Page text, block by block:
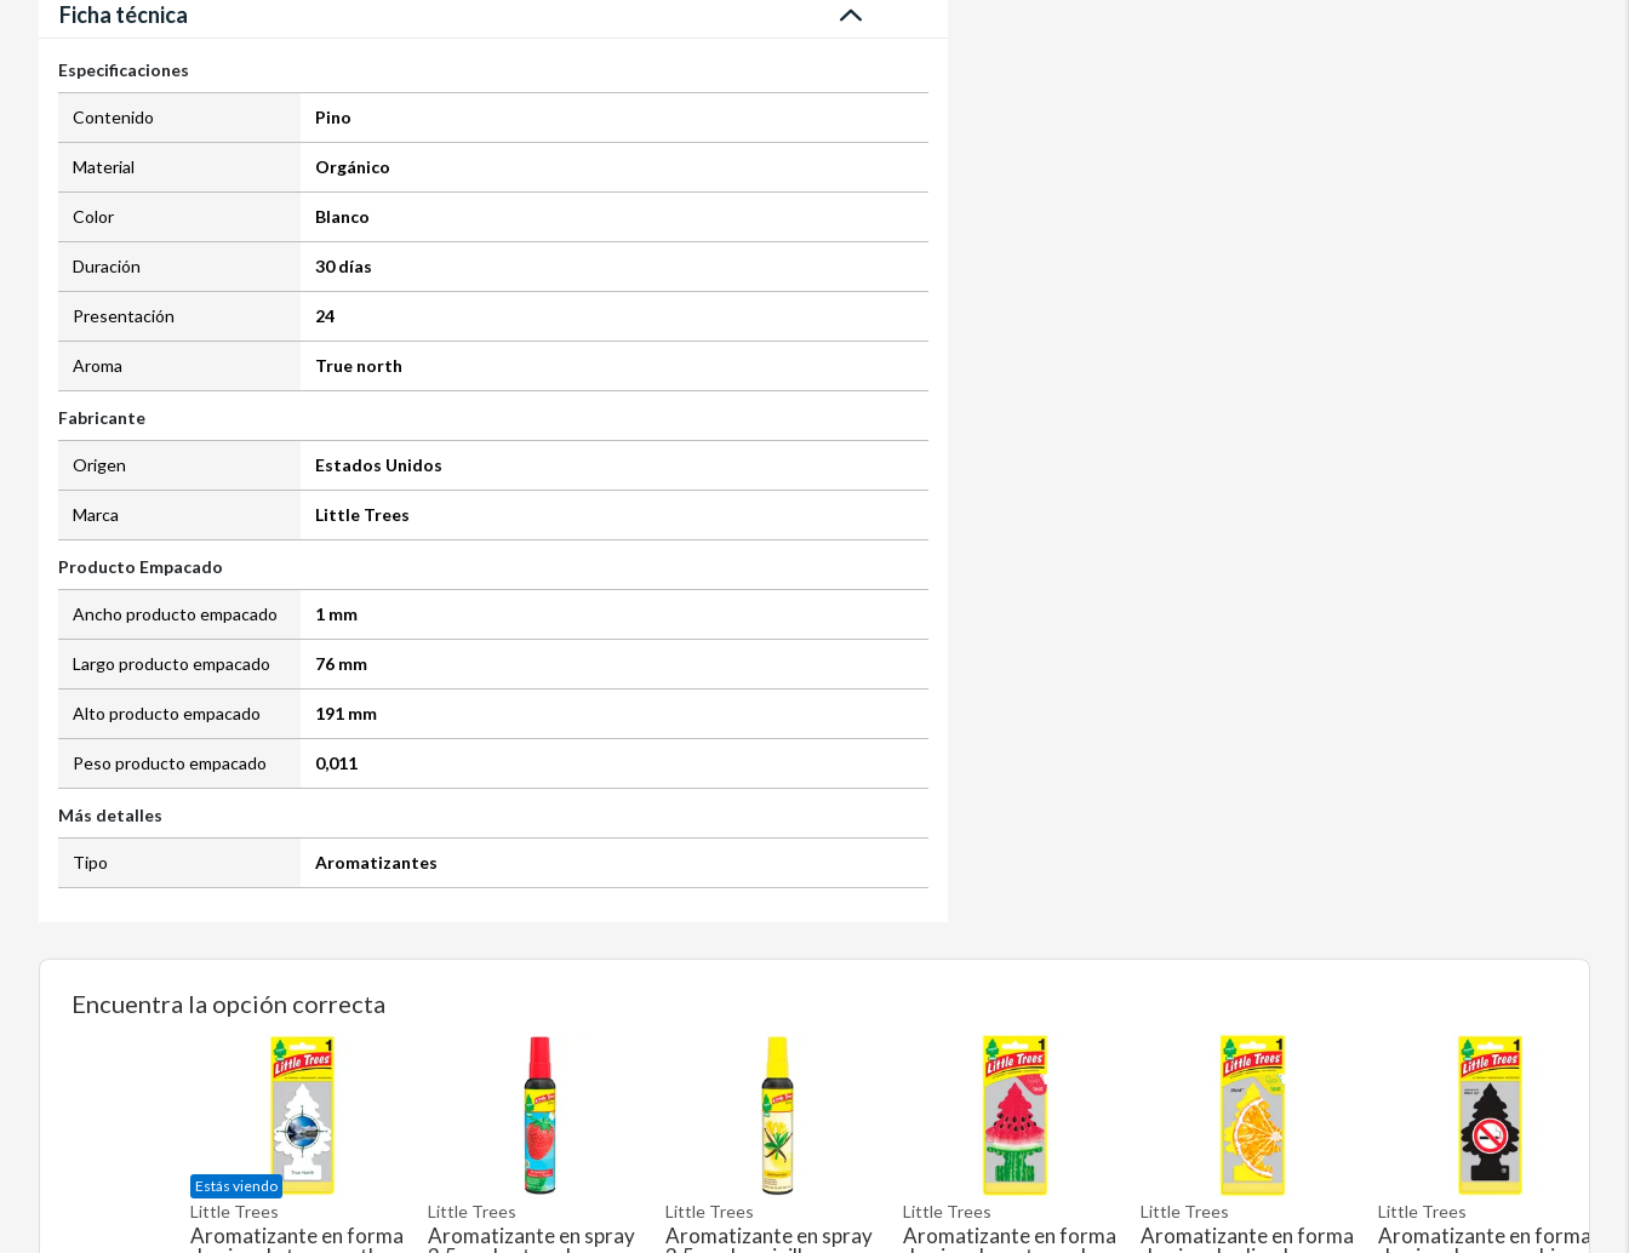
Ficha técnica
Especificaciones
Contenido Pino
Material Orgánico
Color Blanco
Duración 30 días
Presentación 24
Aroma True north
Fabricante
Origen Estados Unidos
Marca Little Trees
Producto Empacado
Ancho producto empacado 1 mm
Largo producto empacado 76 mm
Alto producto empacado 191 mm
Peso producto empacado 0,011
Más detalles
Tipo Aromatizantes
Encuentra la opción correcta
Estás viendo
Little Trees
Aromatizante en forma
Little Trees
Aromatizante en spray
Little Trees
Aromatizante en spray
Little Trees
Aromatizante en forma
Little Trees
Aromatizante en forma
Little Trees
Aromatizante en forma